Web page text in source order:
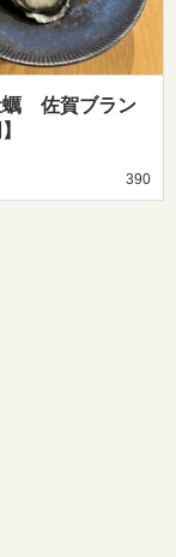
蠣 佐賀ブラン
390